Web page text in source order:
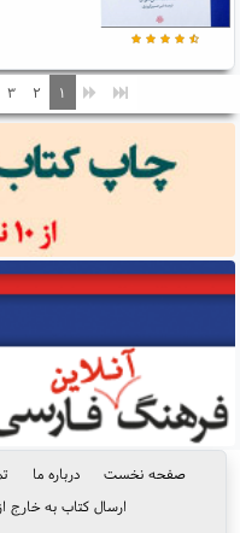
۱ ۲ ۳
صفحه نخست درباره ما
ارسال کتاب به خارج